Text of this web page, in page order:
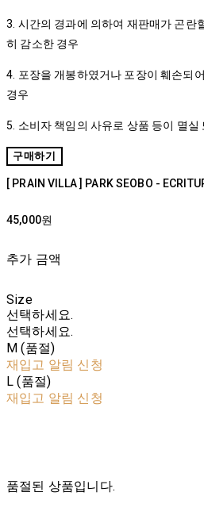
3. 시간의 경과에 의하여 재판매가 곤란
히 감소한 경우
4. 포장을 개봉하였거나 포장이 훼손되
경우
5. 소비자 책임의 사유로 상품 등이 멸실
구매하기
[ PRAIN VILLA ] PARK SEOBO -
45,000원
추가 금액
Size
선택하세요.
선택하세요.
M (품절)
재입고 알림 신청
L (품절)
재입고 알림 신청
품절된 상품입니다.